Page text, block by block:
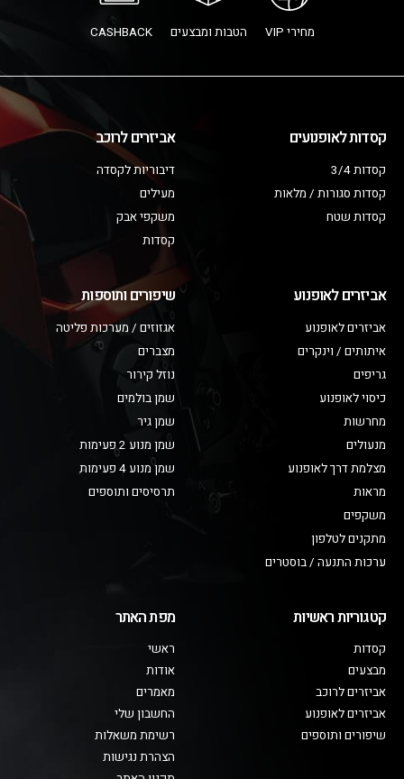
מחירי VIP הטבות ומבצעים CASHBACK
קסדות לאופנועים
קסדות 3/4
קסדות סגורות / מלאות
קסדות שטח
אביזרים לרוכב
דיבוריות לקסדה
מעילים
משקפי אבק
קסדות
אביזרים לאופנוע
אביזרים לאופנוע
איתותים / וינקרים
גריפים
כיסוי לאופנוע
מחרשות
מנעולים
מצלמת דרך לאופנוע
מראות
משקפים
מתקנים לטלפון
ערכות התנעה / בוסטרים
שיפורים ותוספות
אגזוזים / מערכות פליטה
מצברים
נוזל קירור
שמן בולמים
שמן גיר
שמן מנוע 2 פעימות
שמן מנוע 4 פעימות
תרסיסים ותוספים
קטגוריות ראשיות
קסדות
מבצעים
אביזרים לרוכב
אביזרים לאופנוע
שיפורים ותוספים
מפת האתר
ראשי
אודות
מאמרים
החשבון שלי
רשימת משאלות
הצהרת נגישות